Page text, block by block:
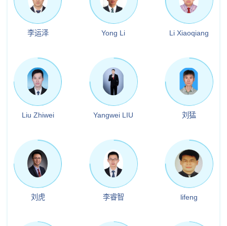
李运泽 Yong Li Li Xiaoqiang
Liu Zhiwei Yangwei LIU 刘猛
刘虎 李睿智 lifeng